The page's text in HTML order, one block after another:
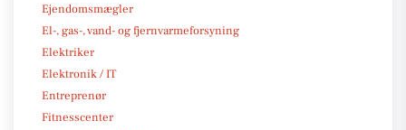
Ejendomsmægler
El-, gas-, vand- og fjernvarmeforsyning
Elektriker
Elektronik / IT
Entreprenør
Fitnesscenter